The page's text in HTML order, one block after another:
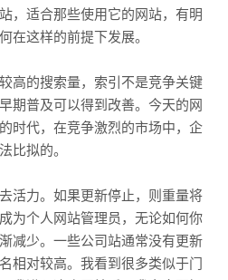
，适合那些使用它的网站，有明
在这样的前提下发展。
的搜索量，索引不是竞争关键
期普及可以得到改善。今天的网
时代，在竞争激烈的市场中，企
比拟的。
力。如果更新停止，则重量将
为个人网站管理员，无论如何你
减少。一些公司站通常没有更新
相对较高。我看到很多类似于门